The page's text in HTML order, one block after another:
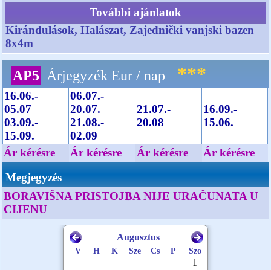
További ajánlatok
Kirándulások, Halászat, Zajednički vanjski bazen
8x4m
AP5 Árjegyzék Eur / nap ***
16.06.-
05.07
03.09.-
15.09.
06.07.-
20.07.
21.08.-
02.09
21.07.-
20.08
16.09.-
15.06.
Ár kérésre Ár kérésre Ár kérésre
Ár kérésre
Megjegyzés
BORAVIŠNA PRISTOJBA NIJE URAČUNATA U
CIJENU